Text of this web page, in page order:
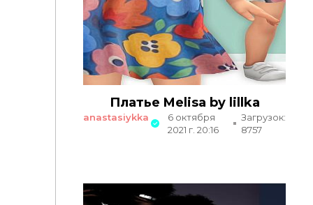
Платье Melisa by lillka
anastasiykka
6 октября
2021 г. 20:16
Загрузок:
8757